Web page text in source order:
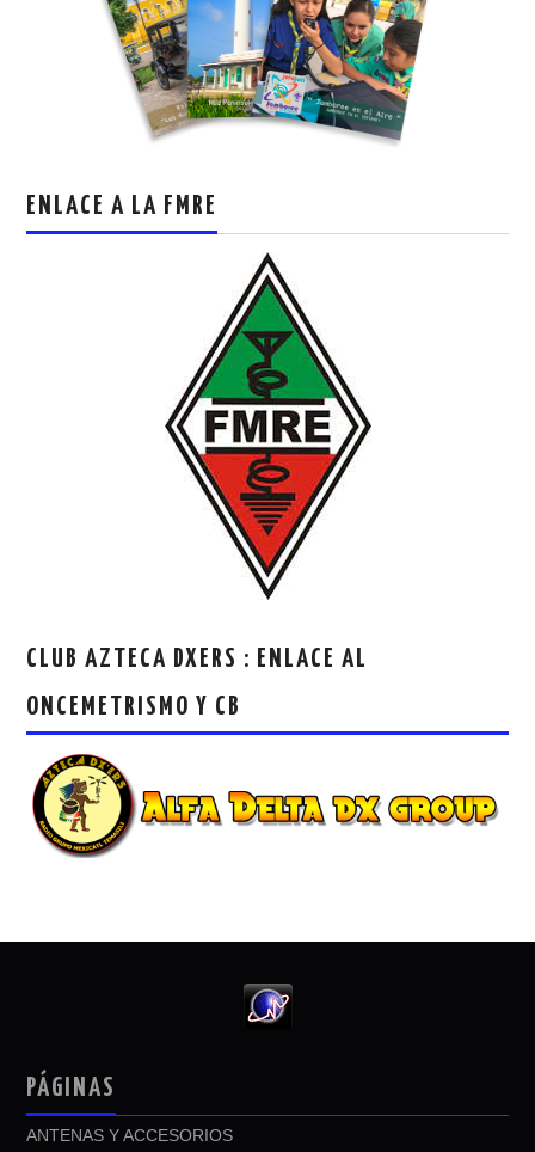
ENLACE A LA FMRE
CLUB AZTECA DXERS : ENLACE AL
ONCEMETRISMO Y CB
PÁGINAS
ANTENAS Y ACCESORIOS